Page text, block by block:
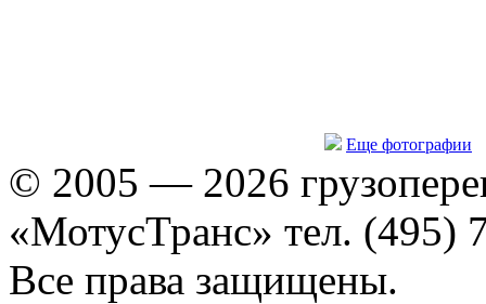
Еще фотографии
© 2005 — 2026
«МотусТранс» тел. (495)
Все права защищены.